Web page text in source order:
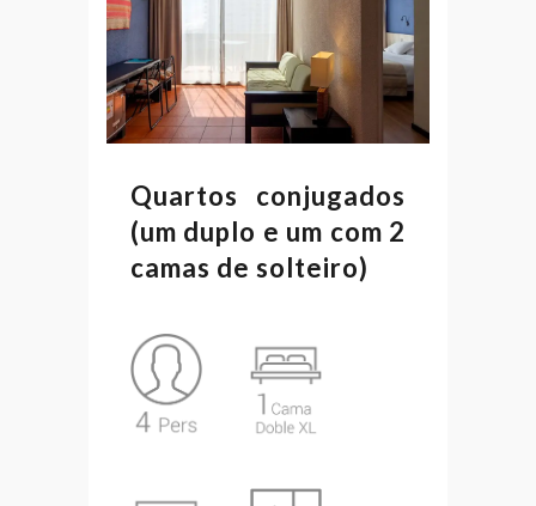
Quartos conjugados
(um duplo e um com 2
camas de solteiro)